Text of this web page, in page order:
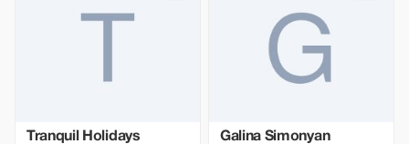
Tranquil Holidays
Galina Simonyan